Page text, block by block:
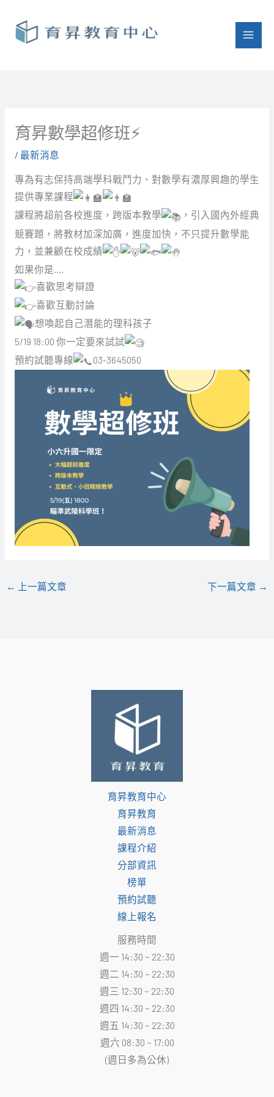
育昇數學超修班⚡
/ 最新消息
專為有志保持高端學科戰鬥力、對數學有濃厚興趣的學生
提供專業課程
課程將超前各校進度，跨版本教學
，引入國內外經典
競賽題，將教材加深加廣，進度加快，不只提升數學能
力，並兼顧在校成績
如果你是….
喜歡思考辯證
喜歡互動討論
想喚起自己潛能的理科孩子
5/19 18:00 你一定要來試試
預約試聽專線
03-3645050
← 上一篇文章 下一篇文章 →
育昇教育中心
育昇教育
最新消息
課程介紹
分部資訊
榜單
預約試聽
線上報名
服務時間
週一 14:30 ~ 22:30
週二 14:30 ~ 22:30
週三 12:30 ~ 22:30
週四 14:30 ~ 22:30
週五 14:30 ~ 22:30
週六 08:30 ~ 17:00
(週日多為公休)